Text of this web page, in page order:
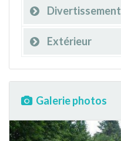
Divertissement
Extérieur
Galerie photos